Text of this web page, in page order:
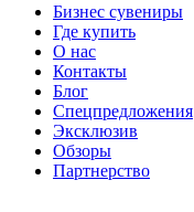
Бизнес сувениры
Где купить
О нас
Контакты
Блог
Спецпредложения
Эксклюзив
Обзоры
Партнерство